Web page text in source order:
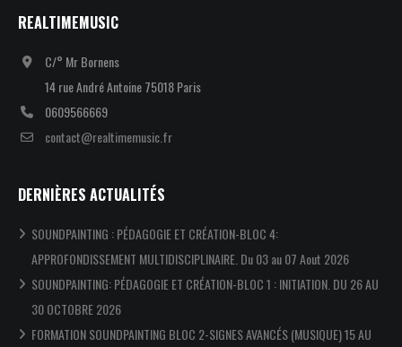
REALTIMEMUSIC
C/° Mr Bornens
14 rue André Antoine 75018 Paris
0609566669
contact@realtimemusic.fr
DERNIÈRES ACTUALITÉS
SOUNDPAINTING : PÉDAGOGIE ET CRÉATION-BLOC 4:
APPROFONDISSEMENT MULTIDISCIPLINAIRE. Du 03 au 07 Aout 2026
SOUNDPAINTING: PÉDAGOGIE ET CRÉATION-BLOC 1 : INITIATION. DU 26 AU
30 OCTOBRE 2026
FORMATION SOUNDPAINTING BLOC 2-SIGNES AVANCÉS (MUSIQUE) 15 AU